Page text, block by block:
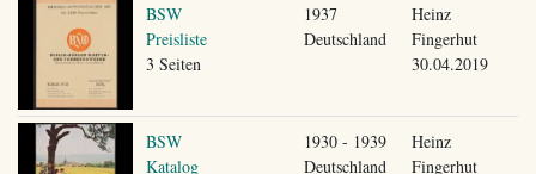
BSW
Preisliste
3 Seiten
1937
Deutschland
Heinz
Fingerhut
30.04.2019
BSW
Katalog
1930 - 1939
Deutschland
Heinz
Fingerhut